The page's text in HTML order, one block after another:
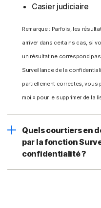
Casier judiciaire
Remarque : Parfois, les
arriver dans certains cas, si
un résultat ne correspond
Surveillance de la
partiellement correctes, vous
moi » pour le supprimer de la
Quels courtiers en
par la fonction
confidentialité ?